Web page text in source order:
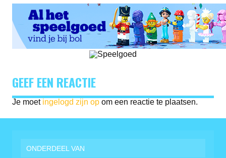
GEEF EEN REACTIE
Je moet ingelogd zijn op om een reactie te plaatsen.
ONDERDEEL VAN